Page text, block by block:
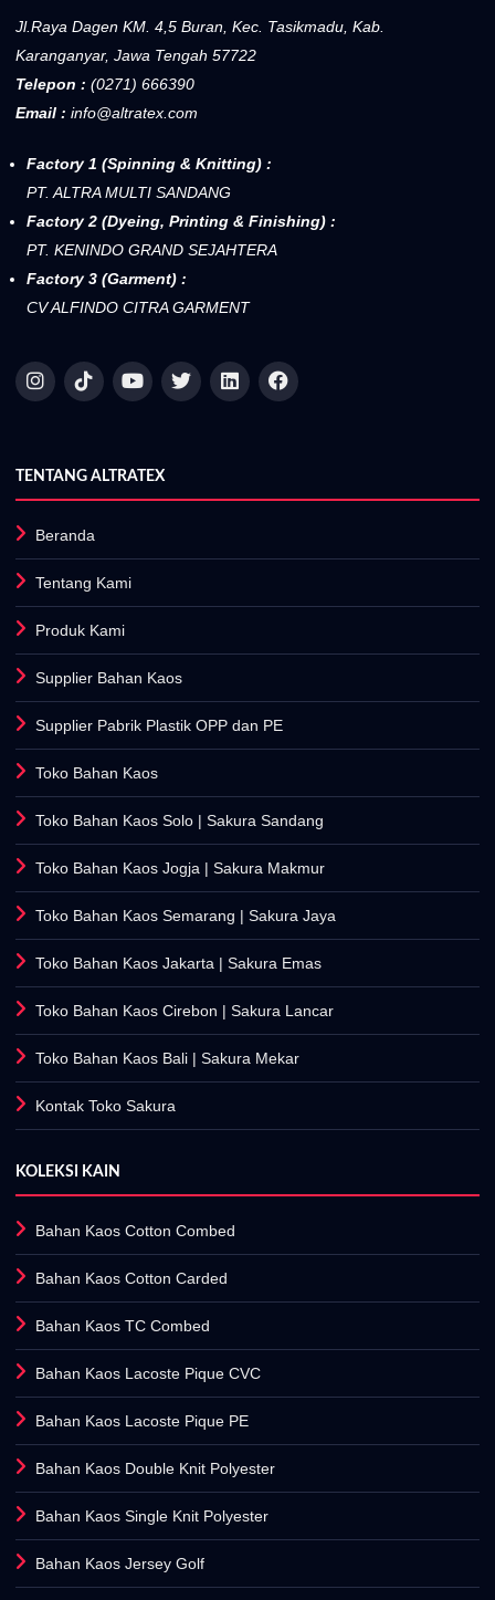
Telepon :(0271) 666390
Email :info@altratex.com
Factory 1 (Spinning & Knitting) :
Factory 2 (Dyeing, Printing & Finishing) :
PT. KENINDO GRAND SEJAHTERA
Factory 3 (Garment) :
CV ALFINDO CITRA GARMENT
Beranda
Tentang Kami
Produk Kami
Supplier Bahan Kaos
Supplier Pabrik Plastik OPP dan PE
Toko Bahan Kaos
Toko Bahan Kaos Solo
Toko Bahan Kaos Jogja| Sakura Makmur
Toko Bahan Kaos Semarang| Sakura Jaya
Toko Bahan Kaos Jakarta| Sakura Emas
Toko Bahan Kaos Cirebon | Sakura Lancar
Toko Bahan Kaos Bali| Sakura Mekar
Kontak Toko Sakura
Bahan Kaos Cotton Combed
Bahan Kaos Cotton Carded
Bahan Kaos TC Combed
Bahan Kaos Lacoste Pique CVC
Bahan Kaos Lacoste Pique PE
Bahan Kaos Double Knit Polyester
Bahan Kaos Single Knit Polyester
Bahan Kaos Jersey Golf
Bahan Kaos Jersey Nike Titik